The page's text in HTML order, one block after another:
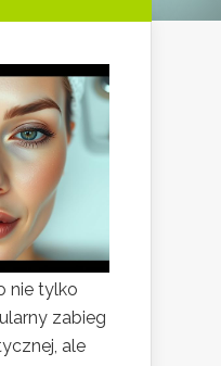
nie tylko
zabieg
ale